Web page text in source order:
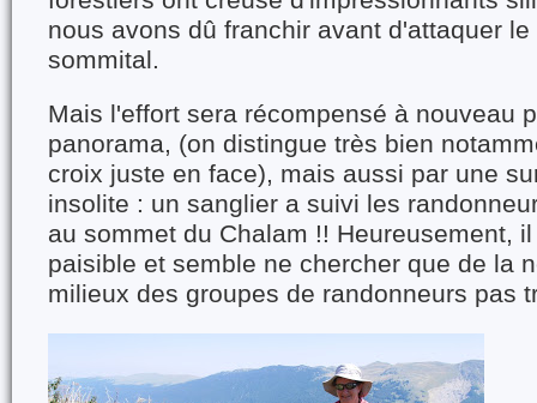
nous avons dû franchir avant d'attaquer
sommital.
Mais l'effort sera récompensé à nouveau
panorama, (on distingue très bien
croix juste en face), mais aussi par une
insolite : un sanglier a suivi les
au sommet du Chalam !! Heureusement,
paisible et semble ne chercher que de la
milieux des groupes de randonneurs pas